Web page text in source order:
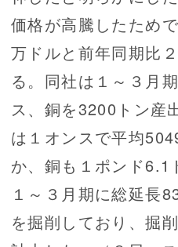
価格が高騰したため
万ドルと前年同期比
る。同社は１～３月
ス、銅を3200トン産
は１オンスで平均
か、銅も１ポンド6.1
１～３月期に総延長
を掘削しており、掘